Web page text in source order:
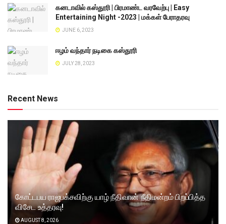
கனடாவில் கஸ்தூரி | பிரமாண்ட வரவேற்பு | Easy
Entertaining Night -2023 | மக்கள் பேராதரவு
JUNE 6, 2023
ஈழம் வந்தார் நடிகை கஸ்தூரி
JULY 28, 2023
Recent News
கோட்டபய ராஜபக்சவிற்கு யாழ் நீதிவான் நீதிமன்றம் பிறப்பித்த
விசேட உத்தரவு!
AUGUST 8, 2026